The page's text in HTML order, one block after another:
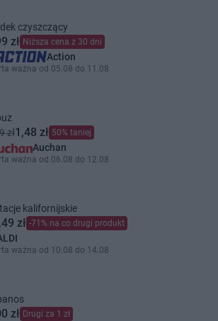
czyszczący
zł Niższa cena z 30 dni
Action
ważna od 05.08 do 11.08
zł1,48 zł 50% taniej
Auchan
ważna od 06.08 do 12.08
kalifornijskie
zł -71% na co drugi produkt
ważna od 10.08 do 14.08
zł Drugi za 1 zł